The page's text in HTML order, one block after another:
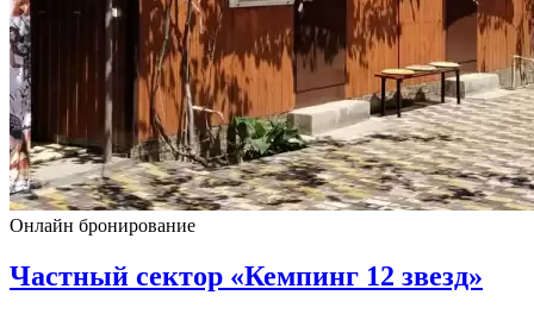
Онлайн бронирование
Частный сектор «Кемпинг 12 звезд»